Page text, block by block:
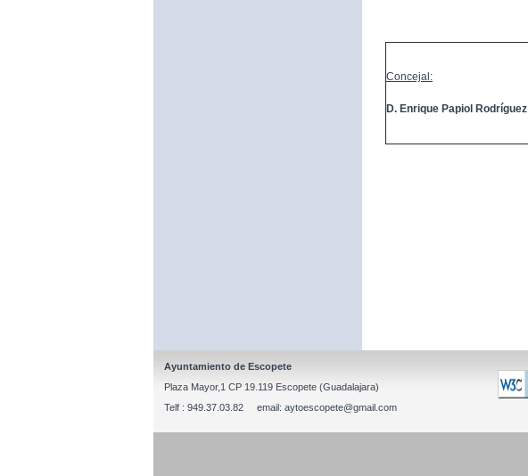
Concejal:
D. Enrique Papiol Rodríguez
Ayuntamiento de Escopete
Plaza Mayor,1 CP 19.119 Escopete (Guadalajara)
Telf : 949.37.03.82 email: aytoescopete@gmail.com